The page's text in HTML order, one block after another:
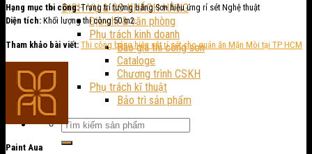
DỊCH VỤ & CS KHÁCH HÀNG
Địa chỉ & văn phòng
Phụ trách kinh doanh
Báo giá thi công sơn
Cataloge
Chương trình CSKH
Phụ trách kĩ thuật
Bảo trì sản phẩm
Hạng mục thi công:Trang trí tường bằng Sơn hiệu ứng rỉ sét Nghệ thuật
Diện tích: Khối lượng thi công 50 m2.
Tham khảo bài viết: Thi công bảng hiệu sắt rỉ sét cho quán ăn Mặn Mòi tại TP HCM
Paint Aua